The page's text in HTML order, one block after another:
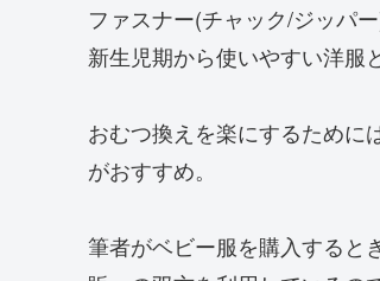
ファスナー(チャック/ジッパ
新生児期から使いやすい洋服
おむつ換えを楽にするために
がおすすめ。
筆者がベビー服を購入すると